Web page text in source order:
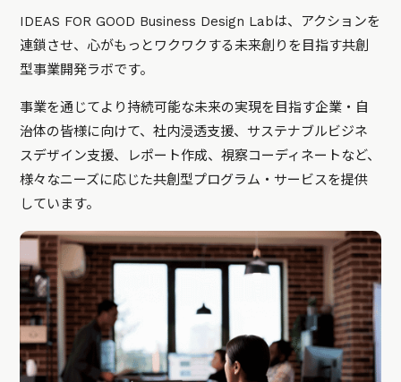
IDEAS FOR GOOD Business Design Labは、アクションを
連鎖させ、心がもっとワクワクする未来創りを目指す共創
型事業開発ラボです。
事業を通じてより持続可能な未来の実現を目指す企業・自
治体の皆様に向けて、社内浸透支援、サステナブルビジネ
スデザイン支援、レポート作成、視察コーディネートなど、
様々なニーズに応じた共創型プログラム・サービスを提供
しています。